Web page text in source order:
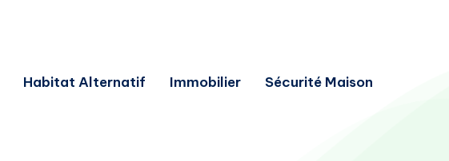
Habitat Alternatif Immobilier Sécurité Maison